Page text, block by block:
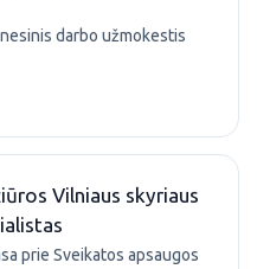
darbo užmokestis
Vilniaus skyriaus
prie Sveikatos apsaugos